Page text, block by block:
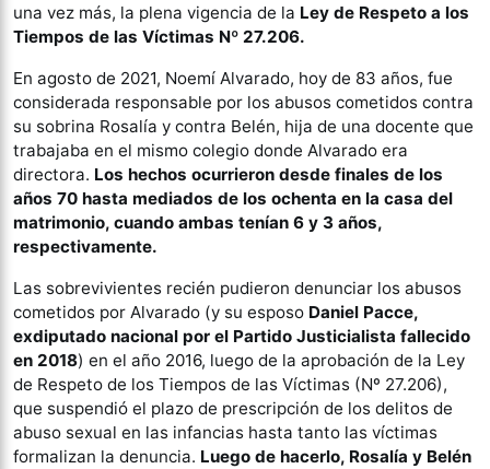
una vez más, la plena vigencia de la Ley de Respeto a los
Tiempos de las Víctimas Nº 27.206.
En agosto de 2021, Noemí Alvarado, hoy de 83 años, fue
considerada responsable por los abusos cometidos contra
su sobrina Rosalía y contra Belén, hija de una docente que
trabajaba en el mismo colegio donde Alvarado era
directora. Los hechos ocurrieron desde finales de los
años 70 hasta mediados de los ochenta en la casa del
matrimonio, cuando ambas tenían 6 y 3 años,
respectivamente.
Las sobrevivientes recién pudieron denunciar los abusos
cometidos por Alvarado (y su esposo Daniel Pacce,
exdiputado nacional por el Partido Justicialista fallecido
en 2018) en el año 2016, luego de la aprobación de la Ley
de Respeto de los Tiempos de las Víctimas (Nº 27.206),
que suspendió el plazo de prescripción de los delitos de
abuso sexual en las infancias hasta tanto las víctimas
formalizan la denuncia. Luego de hacerlo, Rosalía y Belén